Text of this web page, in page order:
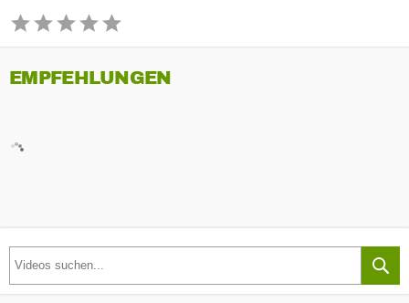
EMPFEHLUNGEN